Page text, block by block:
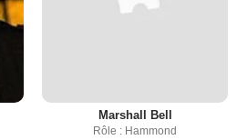
Marshall Bell
Rôle : Hammond